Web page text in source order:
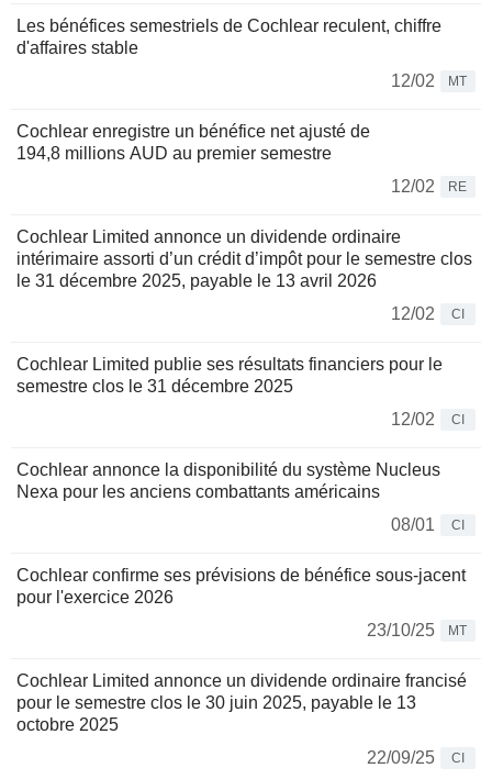
Les bénéfices semestriels de Cochlear reculent, chiffre
d'affaires stable
12/02
MT
Cochlear enregistre un bénéfice net ajusté de
194,8 millions AUD au premier semestre
12/02
RE
Cochlear Limited annonce un dividende ordinaire
intérimaire assorti d’un crédit d’impôt pour le semestre clos
le 31 décembre 2025, payable le 13 avril 2026
12/02
CI
Cochlear Limited publie ses résultats financiers pour le
semestre clos le 31 décembre 2025
12/02
CI
Cochlear annonce la disponibilité du système Nucleus
Nexa pour les anciens combattants américains
08/01
CI
Cochlear confirme ses prévisions de bénéfice sous-jacent
pour l'exercice 2026
23/10/25
MT
Cochlear Limited annonce un dividende ordinaire francisé
pour le semestre clos le 30 juin 2025, payable le 13
octobre 2025
22/09/25
CI